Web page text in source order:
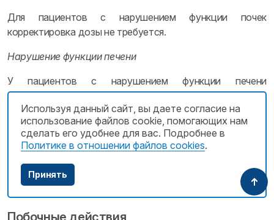
Для пациентов с нарушением функции почек
корректировка дозы не требуется.
Нарушение функции печени
У пациентов с нарушением функции печени
биодоступность и T
омепразола из плазмы крови
увеличиваются. В связи с этим доза 10–20 мг в сутки
является достаточной.
Пациенты пожилого возраста
Для пациентов пожилого возраста корректировка дозы
не требуется.
Побочные действия
Используя данный сайт, вы даете согласие на
использование файлов cookie, помогающих нам
сделать его удобнее для вас. Подробнее в
Политике в отношении файлов cookies.
Принять